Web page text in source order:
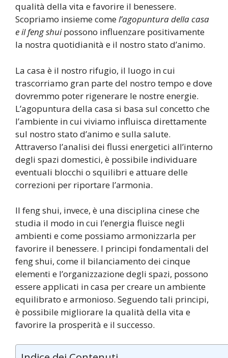
qualità della vita e favorire il benessere.
Scopriamo insieme comel’agopuntura della casa
e il feng shuipossono influenzare positivamente
la nostra quotidianità e il nostro stato d’animo.
La casa è il nostro rifugio, il luogo in cui
trascorriamo gran parte del nostro tempo e dove
dovremmo poter rigenerare le nostre energie.
L’agopuntura della casa si basa sul concetto che
l’ambiente in cui viviamo influisca direttamente
sul nostro stato d’animo e sulla salute.
Attraverso l’analisi dei flussi energetici all’interno
degli spazi domestici, è possibile individuare
eventuali blocchi o squilibri e attuare delle
correzioni per riportare l’armonia.
Il feng shui, invece, è una disciplina cinese che
studia il modo in cui l’energia fluisce negli
ambienti e come possiamo armonizzarla per
favorire il benessere. I principi fondamentali del
feng shui, come il bilanciamento dei cinque
elementi e l’organizzazione degli spazi, possono
essere applicati in casa per creare un ambiente
equilibrato e armonioso. Seguendo tali principi,
è possibile migliorare la qualità della vita e
favorire la prosperità e il successo.